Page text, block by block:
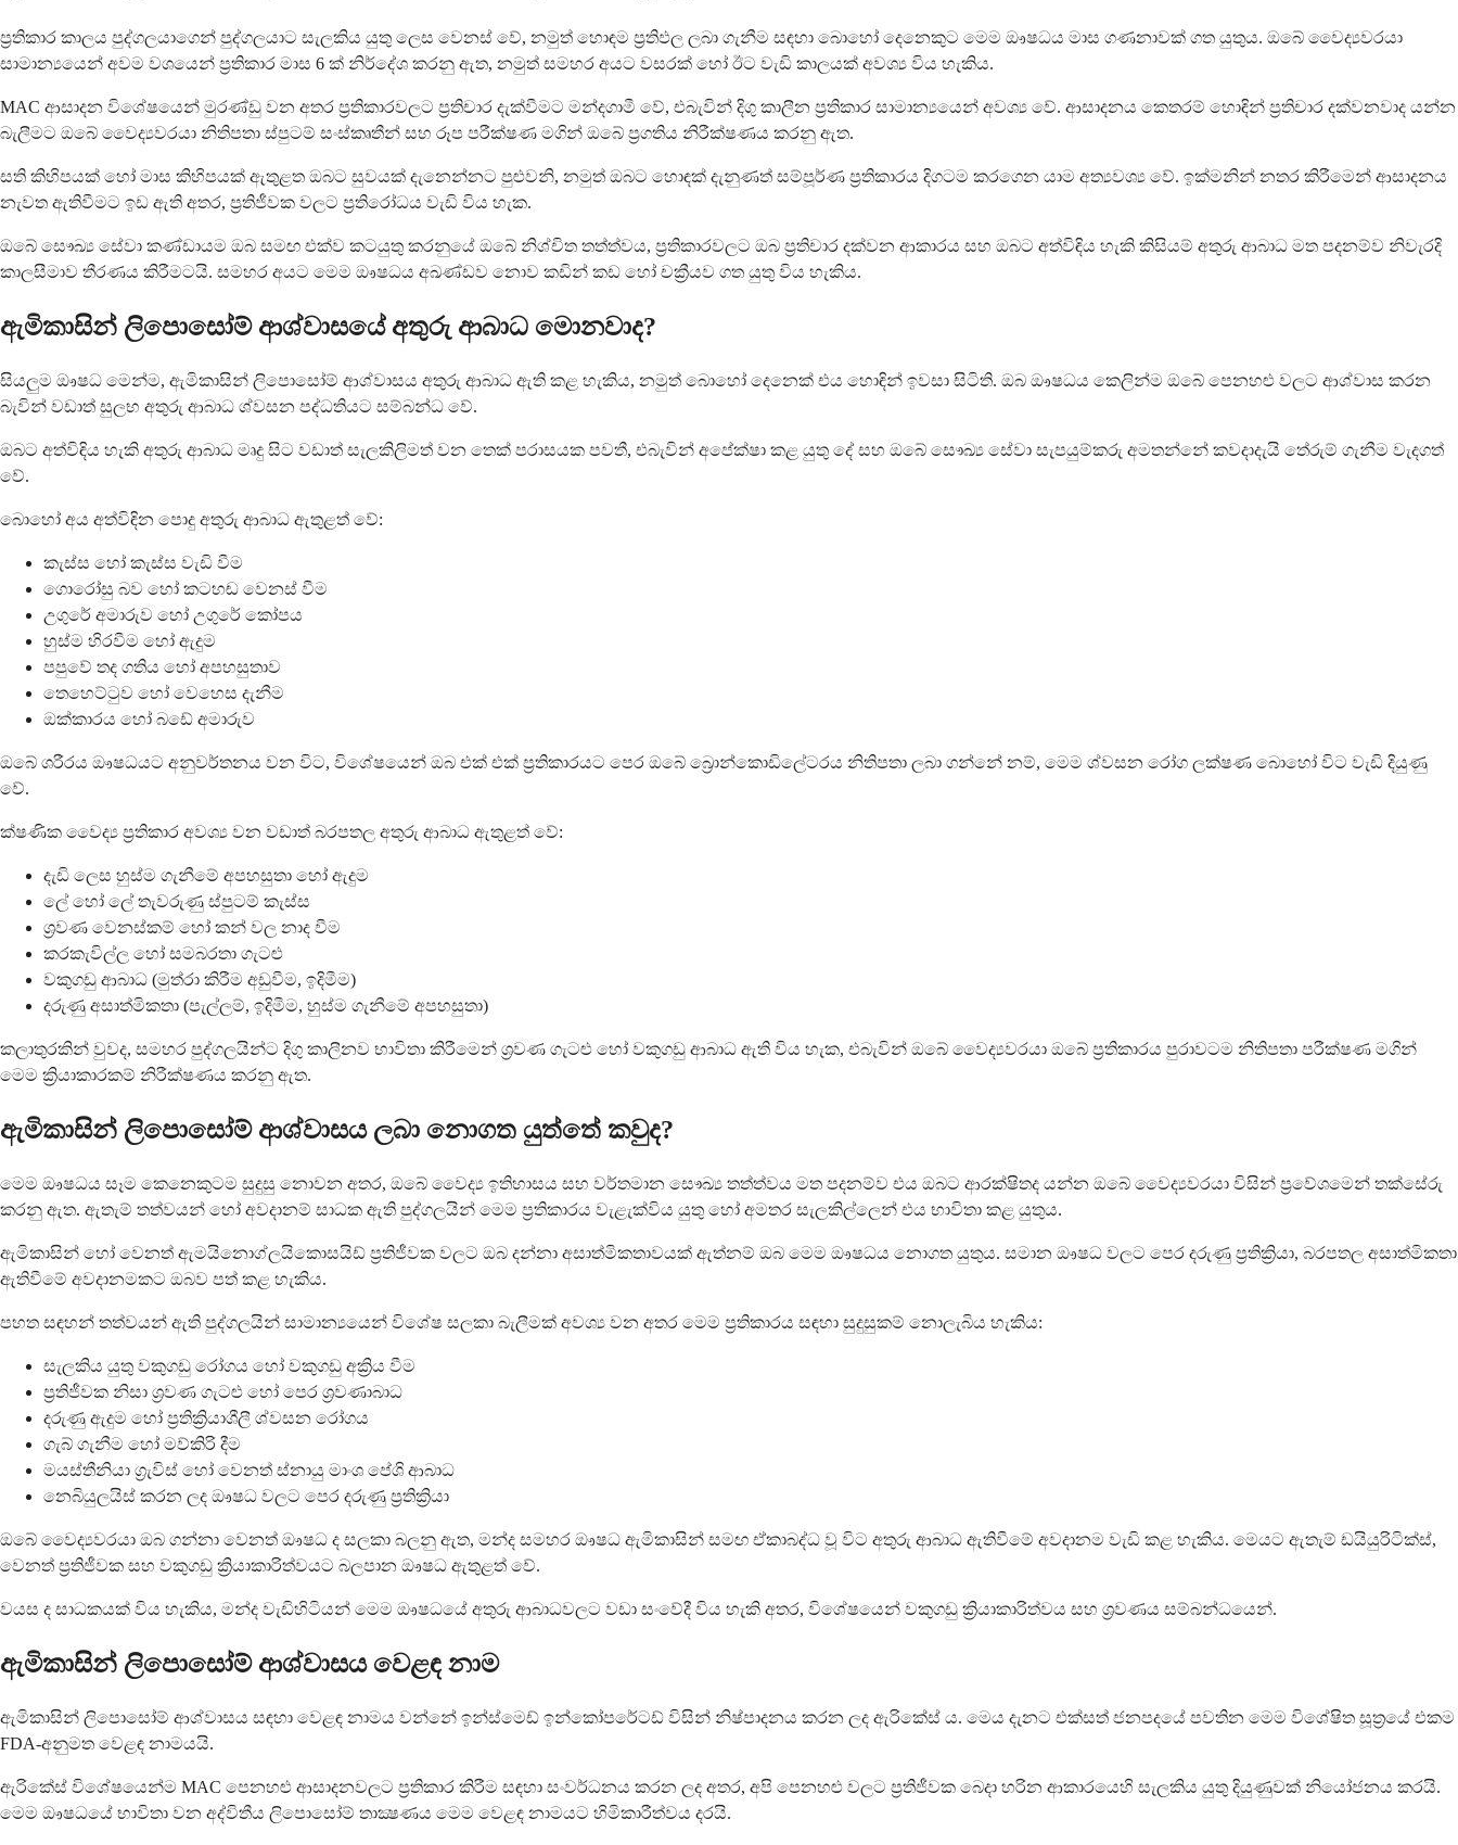
ප්‍රතිකාර කාලය පුද්ගලයාගෙන් පුද්ගලයාට සැලකිය යුතු ලෙස වෙනස් වේ, නමුත් හොඳම ප්‍රතිඵල ලබා ගැනීම සඳහා බොහෝ දෙනෙකුට මෙම ඖෂධය මාස ගණනාවක් ගත යුතුය. ඔබේ වෛද්‍යවරයා
සාමාන්‍යයෙන් අවම වශයෙන් ප්‍රතිකාර මාස 6 ක් නිර්දේශ කරනු ඇත, නමුත් සමහර අයට වසරක් හෝ ඊට වැඩි කාලයක් අවශ්‍ය විය හැකිය.
MAC ආසාදන විශේෂයෙන් මුරණ්ඩු වන අතර ප්‍රතිකාරවලට ප්‍රතිචාර දැක්වීමට මන්දගාමී වේ, එබැවින් දිගු කාලීන ප්‍රතිකාර සාමාන්‍යයෙන් අවශ්‍ය වේ. ආසාදනය කෙතරම් හොඳින් ප්‍රතිචාර දක්වනවාද යන්න
බැලීමට ඔබේ වෛද්‍යවරයා නිතිපතා ස්පුටම් සංස්කෘතීන් සහ රූප පරීක්ෂණ මගින් ඔබේ ප්‍රගතිය නිරීක්ෂණය කරනු ඇත.
සති කිහිපයක් හෝ මාස කිහිපයක් ඇතුළත ඔබට සුවයක් දැනෙන්නට පුළුවනි, නමුත් ඔබට හොඳක් දැනුණත් සම්පූර්ණ ප්‍රතිකාරය දිගටම කරගෙන යාම අත්‍යවශ්‍ය වේ. ඉක්මනින් නතර කිරීමෙන් ආසාදනය
නැවත ඇතිවීමට ඉඩ ඇති අතර, ප්‍රතිජීවක වලට ප්‍රතිරෝධය වැඩි විය හැක.
ඔබේ සෞඛ්‍ය සේවා කණ්ඩායම ඔබ සමඟ එක්ව කටයුතු කරනුයේ ඔබේ නිශ්චිත තත්ත්වය, ප්‍රතිකාරවලට ඔබ ප්‍රතිචාර දක්වන ආකාරය සහ ඔබට අත්විඳිය හැකි කිසියම් අතුරු ආබාධ මත පදනම්ව නිවැරදි
කාලසීමාව තීරණය කිරීමටයි. සමහර අයට මෙම ඖෂධය අඛණ්ඩව නොව කඩින් කඩ හෝ චක්‍රීයව ගත යුතු විය හැකිය.
ඇමිකාසින් ලිපොසෝම් ආශ්වාසයේ අතුරු ආබාධ මොනවාද?
සියලුම ඖෂධ මෙන්ම, ඇමිකාසින් ලිපොසෝම් ආශ්වාසය අතුරු ආබාධ ඇති කළ හැකිය, නමුත් බොහෝ දෙනෙක් එය හොඳින් ඉවසා සිටිති. ඔබ ඖෂධය කෙලින්ම ඔබේ පෙනහළු වලට ආශ්වාස කරන
බැවින් වඩාත් සුලභ අතුරු ආබාධ ශ්වසන පද්ධතියට සම්බන්ධ වේ.
ඔබට අත්විඳිය හැකි අතුරු ආබාධ මෘදු සිට වඩාත් සැලකිලිමත් වන තෙක් පරාසයක පවතී, එබැවින් අපේක්ෂා කළ යුතු දේ සහ ඔබේ සෞඛ්‍ය සේවා සැපයුම්කරු අමතන්නේ කවදාදැයි තේරුම් ගැනීම වැදගත්
වේ.
බොහෝ අය අත්විඳින පොදු අතුරු ආබාධ ඇතුළත් වේ:
කැස්ස හෝ කැස්ස වැඩි වීම
ගොරෝසු බව හෝ කටහඬ වෙනස් වීම
උගුරේ අමාරුව හෝ උගුරේ කෝපය
හුස්ම හිරවීම හෝ ඇදුම
පපුවේ තද ගතිය හෝ අපහසුතාව
තෙහෙට්ටුව හෝ වෙහෙස දැනීම
ඔක්කාරය හෝ බඩේ අමාරුව
ඔබේ ශරීරය ඖෂධයට අනුවර්තනය වන විට, විශේෂයෙන් ඔබ එක් එක් ප්‍රතිකාරයට පෙර ඔබේ බ්‍රොන්කොඩිලේටරය නිතිපතා ලබා ගන්නේ නම්, මෙම ශ්වසන රෝග ලක්ෂණ බොහෝ විට වැඩි දියුණු
වේ.
ක්ෂණික වෛද්‍ය ප්‍රතිකාර අවශ්‍ය වන වඩාත් බරපතල අතුරු ආබාධ ඇතුළත් වේ:
දැඩි ලෙස හුස්ම ගැනීමේ අපහසුතා හෝ ඇදුම
ලේ හෝ ලේ තැවරුණු ස්පුටම් කැස්ස
ශ්‍රවණ වෙනස්කම් හෝ කන් වල නාද වීම
කරකැවිල්ල හෝ සමබරතා ගැටළු
වකුගඩු ආබාධ (මුත්රා කිරීම අඩුවීම, ඉදිමීම)
දරුණු අසාත්මිකතා (පැල්ලම්, ඉදිමීම, හුස්ම ගැනීමේ අපහසුතා)
කලාතුරකින් වුවද, සමහර පුද්ගලයින්ට දිගු කාලීනව භාවිතා කිරීමෙන් ශ්‍රවණ ගැටළු හෝ වකුගඩු ආබාධ ඇති විය හැක, එබැවින් ඔබේ වෛද්‍යවරයා ඔබේ ප්‍රතිකාරය පුරාවටම නිතිපතා පරීක්ෂණ මගින්
මෙම ක්‍රියාකාරකම් නිරීක්ෂණය කරනු ඇත.
ඇමිකාසින් ලිපොසෝම් ආශ්වාසය ලබා නොගත යුත්තේ කවුද?
මෙම ඖෂධය සෑම කෙනෙකුටම සුදුසු නොවන අතර, ඔබේ වෛද්‍ය ඉතිහාසය සහ වර්තමාන සෞඛ්‍ය තත්ත්වය මත පදනම්ව එය ඔබට ආරක්ෂිතද යන්න ඔබේ වෛද්‍යවරයා විසින් ප්‍රවේශමෙන් තක්සේරු
කරනු ඇත. ඇතැම් තත්වයන් හෝ අවදානම් සාධක ඇති පුද්ගලයින් මෙම ප්‍රතිකාරය වැළැක්විය යුතු හෝ අමතර සැලකිල්ලෙන් එය භාවිතා කළ යුතුය.
ඇමිකාසින් හෝ වෙනත් ඇමයිනොග්ලයිකොසයිඩ් ප්‍රතිජීවක වලට ඔබ දන්නා අසාත්මිකතාවයක් ඇත්නම් ඔබ මෙම ඖෂධය නොගත යුතුය. සමාන ඖෂධ වලට පෙර දරුණු ප්‍රතික්‍රියා, බරපතල අසාත්මිකතා
ඇතිවීමේ අවදානමකට ඔබව පත් කළ හැකිය.
පහත සඳහන් තත්වයන් ඇති පුද්ගලයින් සාමාන්‍යයෙන් විශේෂ සලකා බැලීමක් අවශ්‍ය වන අතර මෙම ප්‍රතිකාරය සඳහා සුදුසුකම් නොලැබිය හැකිය:
සැලකිය යුතු වකුගඩු රෝගය හෝ වකුගඩු අක්‍රිය වීම
ප්‍රතිජීවක නිසා ශ්‍රවණ ගැටළු හෝ පෙර ශ්‍රවණාබාධ
දරුණු ඇදුම හෝ ප්‍රතික්‍රියාශීලී ශ්වසන රෝගය
ගැබ් ගැනීම හෝ මව්කිරි දීම
මයස්තීනියා ග්‍රැවිස් හෝ වෙනත් ස්නායු මාංශ පේශි ආබාධ
නෙබියුලයිස් කරන ලද ඖෂධ වලට පෙර දරුණු ප්‍රතික්‍රියා
ඔබේ වෛද්‍යවරයා ඔබ ගන්නා වෙනත් ඖෂධ ද සලකා බලනු ඇත, මන්ද සමහර ඖෂධ ඇමිකාසින් සමඟ ඒකාබද්ධ වූ විට අතුරු ආබාධ ඇතිවීමේ අවදානම වැඩි කළ හැකිය. මෙයට ඇතැම් ඩයියුරිටික්ස්,
වෙනත් ප්‍රතිජීවක සහ වකුගඩු ක්‍රියාකාරිත්වයට බලපාන ඖෂධ ඇතුළත් වේ.
වයස ද සාධකයක් විය හැකිය, මන්ද වැඩිහිටියන් මෙම ඖෂධයේ අතුරු ආබාධවලට වඩා සංවේදී විය හැකි අතර, විශේෂයෙන් වකුගඩු ක්‍රියාකාරිත්වය සහ ශ්‍රවණය සම්බන්ධයෙන්.
ඇමිකාසින් ලිපොසෝම් ආශ්වාසය වෙළඳ නාම
ඇමිකාසින් ලිපොසෝම් ආශ්වාසය සඳහා වෙළඳ නාමය වන්නේ ඉන්ස්මෙඩ් ඉන්කෝපරේටඩ් විසින් නිෂ්පාදනය කරන ලද ඇරිකේස් ය. මෙය දැනට එක්සත් ජනපදයේ පවතින මෙම විශේෂිත සූත්‍රයේ එකම
FDA-අනුමත වෙළඳ නාමයයි.
ඇරිකේස් විශේෂයෙන්ම MAC පෙනහළු ආසාදනවලට ප්‍රතිකාර කිරීම සඳහා සංවර්ධනය කරන ලද අතර, අපි පෙනහළු වලට ප්‍රතිජීවක බෙදා හරින ආකාරයෙහි සැලකිය යුතු දියුණුවක් නියෝජනය කරයි.
මෙම ඖෂධයේ භාවිතා වන අද්විතීය ලිපොසෝම් තාක්‍ෂණය මෙම වෙළඳ නාමයට හිමිකාරීත්වය දරයි.